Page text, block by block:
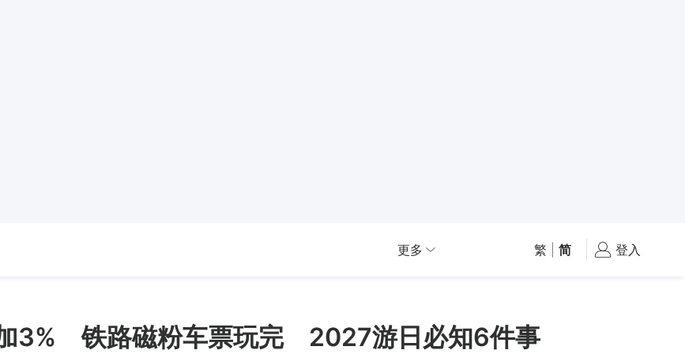
更多 繁 简 登入
3% 铁路磁粉车票玩完 2027游日必知6件事